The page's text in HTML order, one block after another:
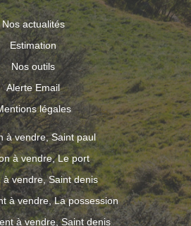
Nos actualités
Estimation
Nos outils
Alerte Email
légales
à vendre, Saint paul
à vendre, Le port
à vendre, Saint denis
à vendre, La possession
à vendre, Saint denis